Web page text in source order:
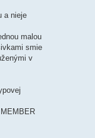
a nieje
malou
smie
v